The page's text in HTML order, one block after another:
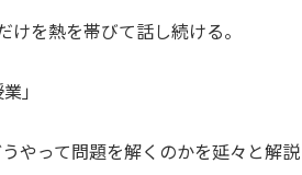
を熱を帯びて話し続ける。
」
やって問題を解くのかを延々と解説